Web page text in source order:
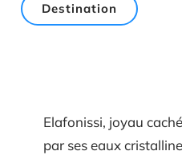
Destination
Elafonissi, joyau
par ses eaux